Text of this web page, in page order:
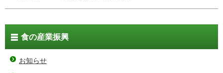
食の産業振興
お知らせ